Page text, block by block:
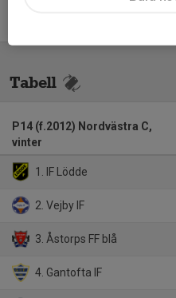
Tabell
P14 (f.2012) Nordvästra C,
vinter
1. IF Lödde
2. Vejby IF
3. Åstorps FF blå
4. Gantofta IF